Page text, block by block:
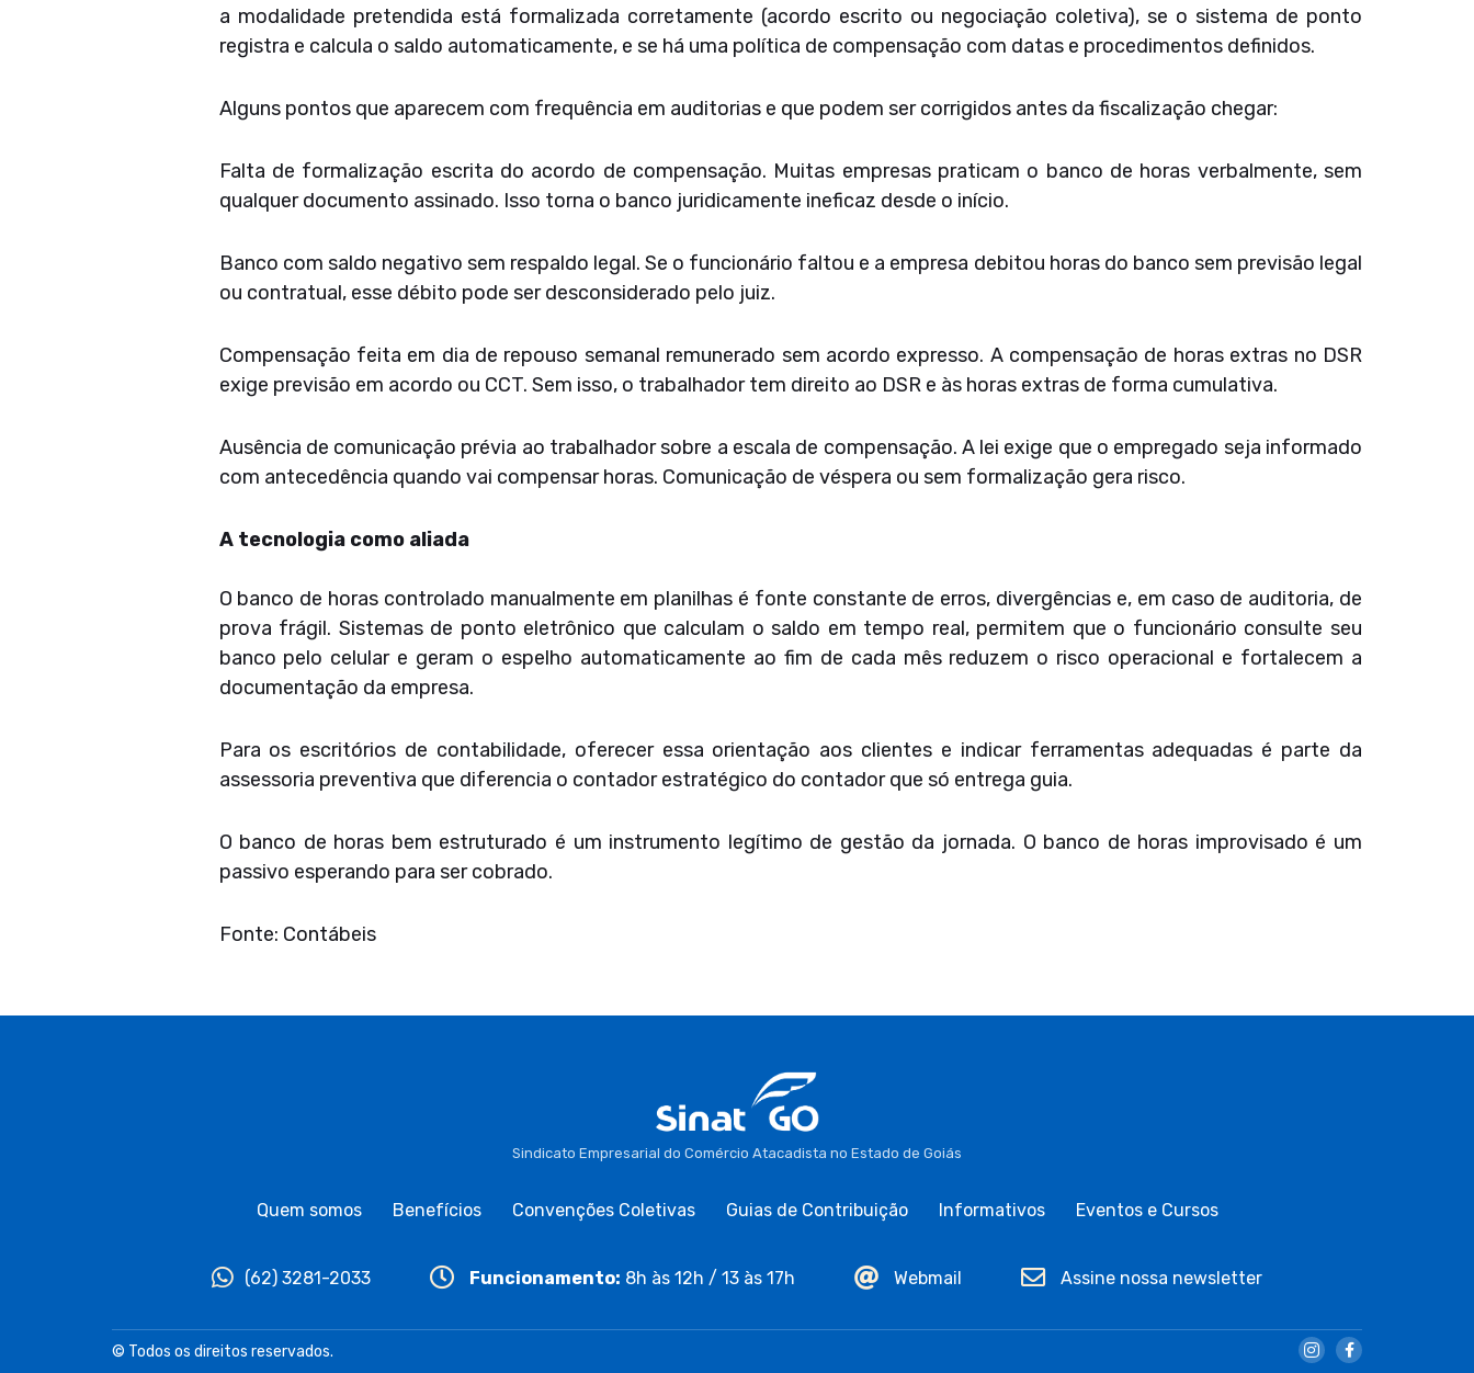
a modalidade pretendida está formalizada corretamente (acordo escrito ou negociação coletiva), se o sistema de ponto
registra e calcula o saldo automaticamente, e se há uma política de compensação com datas e procedimentos definidos.
Alguns pontos que aparecem com frequência em auditorias e que podem ser corrigidos antes da fiscalização chegar:
Falta de formalização escrita do acordo de compensação. Muitas empresas praticam o banco de horas verbalmente, sem
qualquer documento assinado. Isso torna o banco juridicamente ineficaz desde o início.
Banco com saldo negativo sem respaldo legal. Se o funcionário faltou e a empresa debitou horas do banco sem previsão legal
ou contratual, esse débito pode ser desconsiderado pelo juiz.
Compensação feita em dia de repouso semanal remunerado sem acordo expresso. A compensação de horas extras no DSR
exige previsão em acordo ou CCT. Sem isso, o trabalhador tem direito ao DSR e às horas extras de forma cumulativa.
Ausência de comunicação prévia ao trabalhador sobre a escala de compensação. A lei exige que o empregado seja informado
com antecedência quando vai compensar horas. Comunicação de véspera ou sem formalização gera risco.
A tecnologia como aliada
O banco de horas controlado manualmente em planilhas é fonte constante de erros, divergências e, em caso de auditoria, de
prova frágil. Sistemas de ponto eletrônico que calculam o saldo em tempo real, permitem que o funcionário consulte seu
banco pelo celular e geram o espelho automaticamente ao fim de cada mês reduzem o risco operacional e fortalecem a
documentação da empresa.
Para os escritórios de contabilidade, oferecer essa orientação aos clientes e indicar ferramentas adequadas é parte da
assessoria preventiva que diferencia o contador estratégico do contador que só entrega guia.
O banco de horas bem estruturado é um instrumento legítimo de gestão da jornada. O banco de horas improvisado é um
passivo esperando para ser cobrado.
Fonte: Contábeis
Sindicato Empresarial do Comércio Atacadista no Estado de Goiás
Quem somos Benefícios Convenções Coletivas Guias de Contribuição Informativos Eventos e Cursos
(62) 3281-2033 Funcionamento: 8h às 12h / 13 às 17h Webmail Assine nossa newsletter
© Todos os direitos reservados.